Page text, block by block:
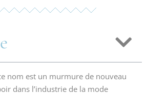
nom est un murmure de nouveau
dans l’industrie de la mode